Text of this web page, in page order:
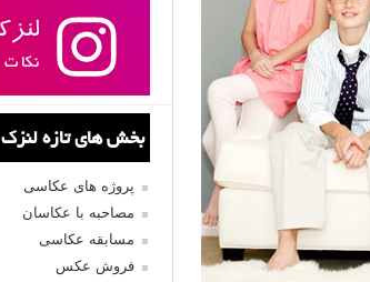
بخش های تازه لنزک
پروژه های عکاسی
مصاحبه با عکاسان
مسابقه عکاسی
فروش عکس